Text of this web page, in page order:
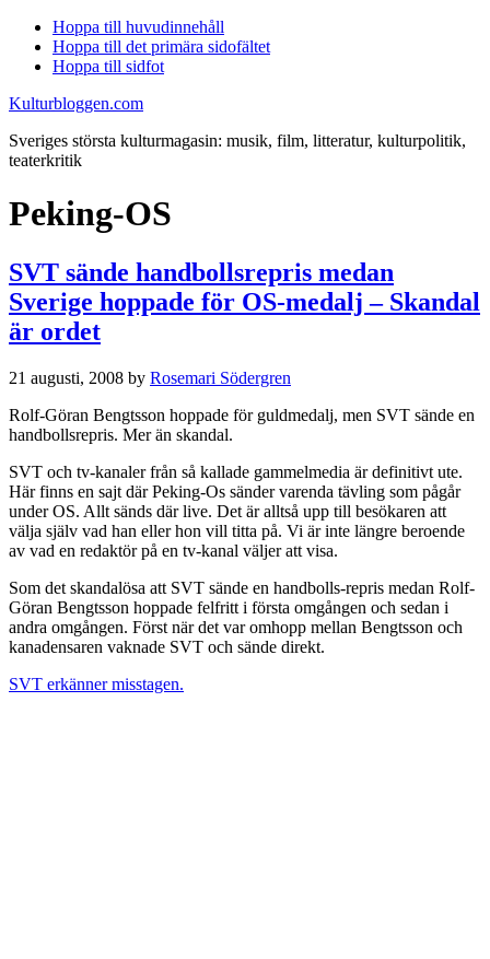
Hoppa till huvudinnehåll
Hoppa till det primära sidofältet
Hoppa till sidfot
Kulturbloggen.com
Sveriges största kulturmagasin: musik, film, litteratur, kulturpolitik,
teaterkritik
Peking-OS
SVT sände handbollsrepris medan
Sverige hoppade för OS-medalj – Skandal
är ordet
21 augusti, 2008 by Rosemari Södergren
Rolf-Göran Bengtsson hoppade för guldmedalj, men SVT sände en
handbollsrepris. Mer än skandal.
SVT och tv-kanaler från så kallade gammelmedia är definitivt ute.
Här finns en sajt där Peking-Os sänder varenda tävling som pågår
under OS. Allt sänds där live. Det är alltså upp till besökaren att
välja själv vad han eller hon vill titta på. Vi är inte längre beroende
av vad en redaktör på en tv-kanal väljer att visa.
Som det skandalösa att SVT sände en handbolls-repris medan Rolf-
Göran Bengtsson hoppade felfritt i första omgången och sedan i
andra omgången. Först när det var omhopp mellan Bengtsson och
kanadensaren vaknade SVT och sände direkt.
SVT erkänner misstagen.